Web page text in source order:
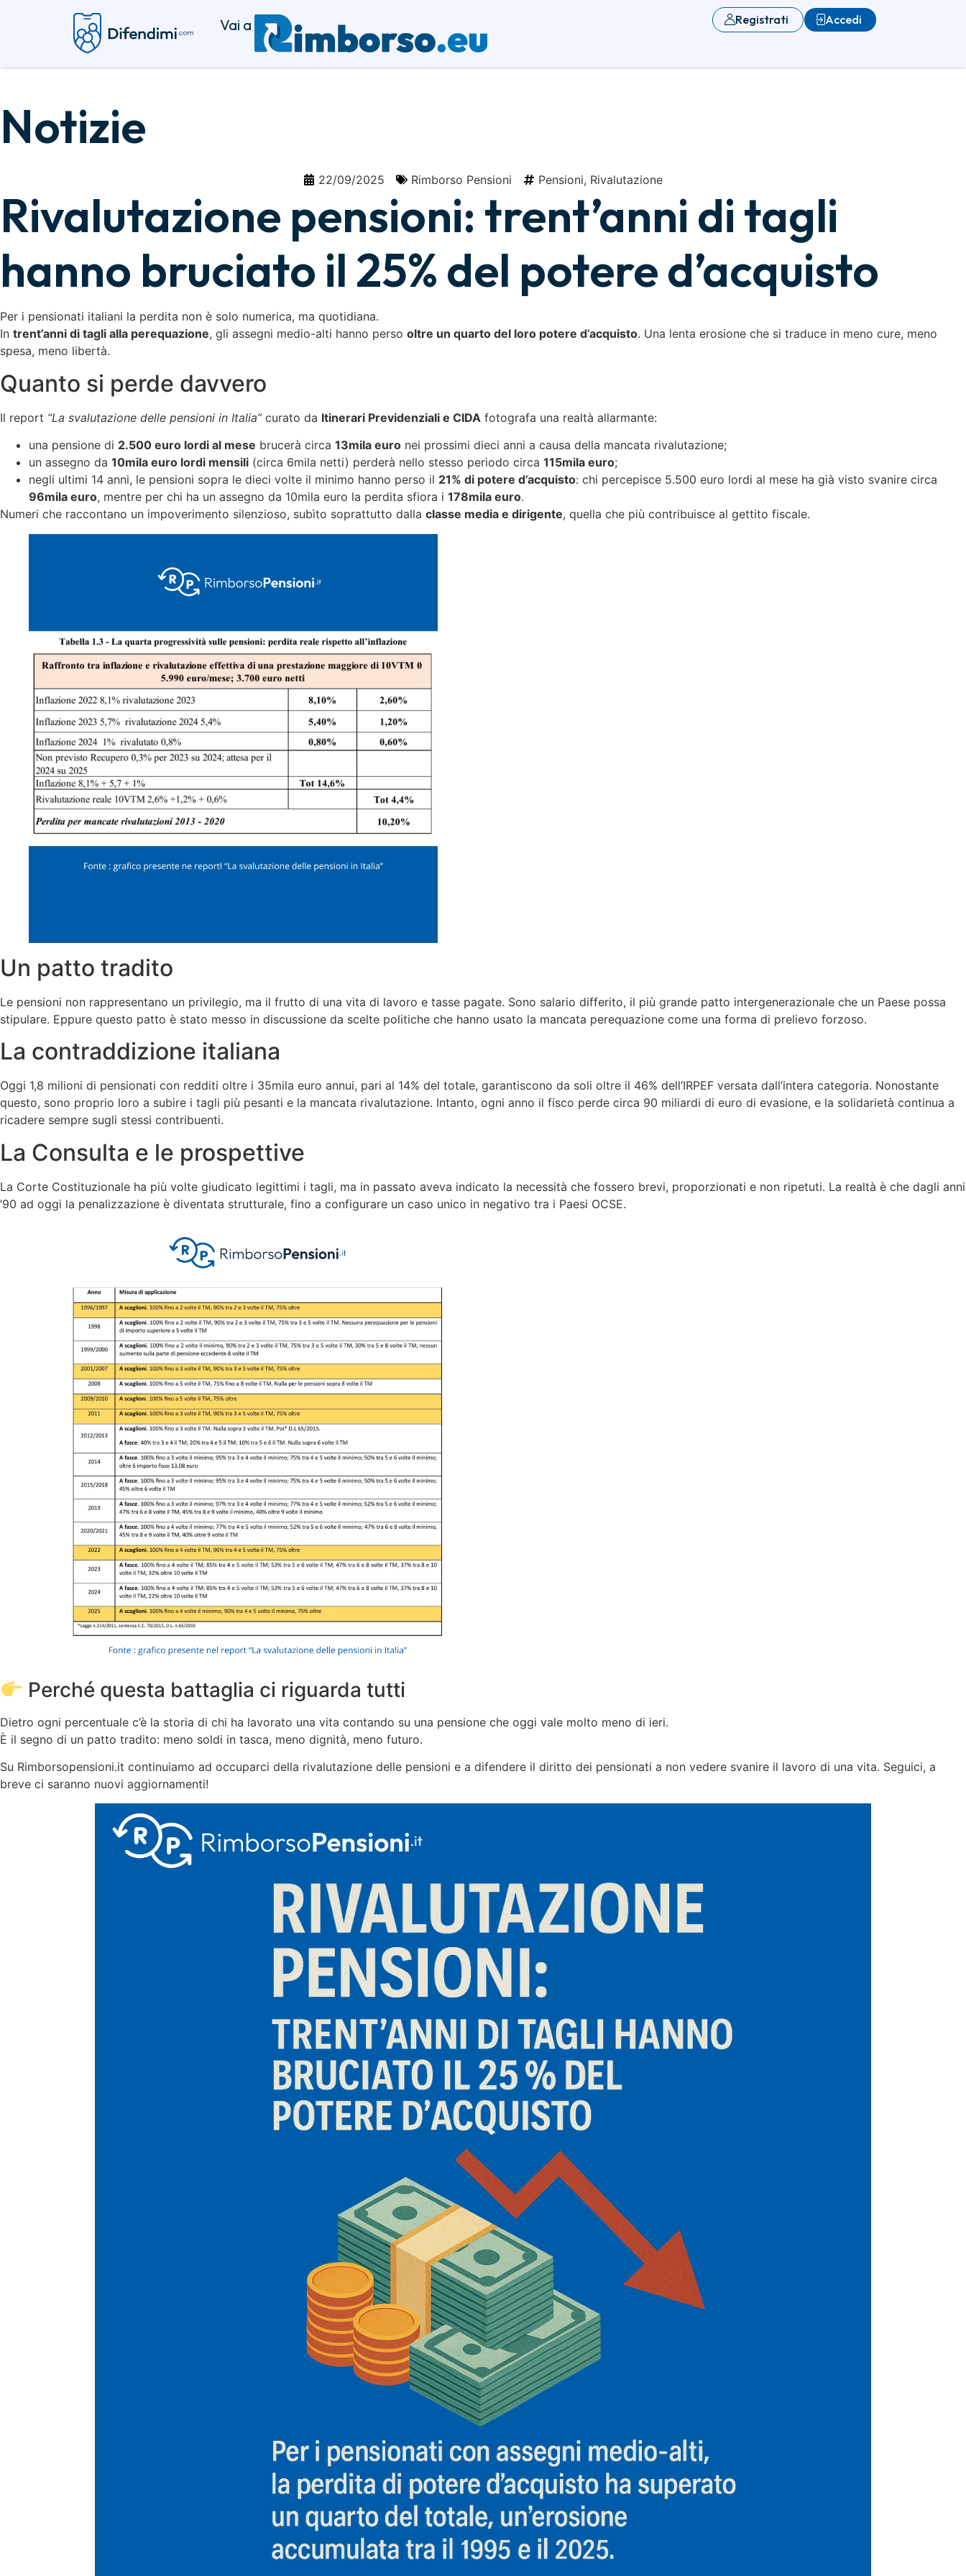
Vai a Accedi
Registrati
Notizie
22/09/2025 Rimborso Pensioni Pensioni, Rivalutazione
Rivalutazione pensioni: trent’anni di tagli
hanno bruciato il 25% del potere d’acquisto
Per i pensionati italiani la perdita non è solo numerica, ma quotidiana.
In trent’anni di tagli alla perequazione, gli assegni medio-alti hanno perso oltre un quarto del loro potere d’acquisto. Una lenta erosione che si traduce in meno cure, meno
spesa, meno libertà.
Quanto si perde davvero
Il report “La svalutazione delle pensioni in Italia”curato da Itinerari Previdenziali e CIDA fotografa una realtà allarmante:
una pensione di 2.500 euro lordi al mese brucerà circa 13mila euro nei prossimi dieci anni a causa della mancata rivalutazione;
un assegno da 10mila euro lordi mensili (circa 6mila netti) perderà nello stesso periodo circa 115mila euro;
negli ultimi 14 anni, le pensioni sopra le dieci volte il minimo hanno perso il 21% di potere d’acquisto: chi percepisce 5.500 euro lordi al mese ha già visto svanire circa
96mila euro, mentre per chi ha un assegno da 10mila euro la perdita sfiora i 178mila euro.
Numeri che raccontano un impoverimento silenzioso, subìto soprattutto dalla classe media e dirigente, quella che più contribuisce al gettito fiscale.
Un patto tradito
Le pensioni non rappresentano un privilegio, ma il frutto di una vita di lavoro e tasse pagate. Sono salario differito, il più grande patto intergenerazionale che un Paese possa
stipulare. Eppure questo patto è stato messo in discussione da scelte politiche che hanno usato la mancata perequazione come una forma di prelievo forzoso.
La contraddizione italiana
Oggi 1,8 milioni di pensionati con redditi oltre i 35mila euro annui, pari al 14% del totale, garantiscono da soli oltre il 46% dell’IRPEF versata dall’intera categoria. Nonostante
questo, sono proprio loro a subire i tagli più pesanti e la mancata rivalutazione. Intanto, ogni anno il fisco perde circa 90 miliardi di euro di evasione, e la solidarietà continua a
ricadere sempre sugli stessi contribuenti.
La Consulta e le prospettive
La Corte Costituzionale ha più volte giudicato legittimi i tagli, ma in passato aveva indicato la necessità che fossero brevi, proporzionati e non ripetuti. La realtà è che dagli anni
’90 ad oggi la penalizzazione è diventata strutturale, fino a configurare un caso unico in negativo tra i Paesi OCSE.
Perché questa battaglia ci riguarda tutti
Dietro ogni percentuale c’è la storia di chi ha lavorato una vita contando su una pensione che oggi vale molto meno di ieri.
È il segno di un patto tradito: meno soldi in tasca, meno dignità, meno futuro.
Su Rimborsopensioni.it continuiamo ad occuparci della rivalutazione delle pensioni e a difendere il diritto dei pensionati a non vedere svanire il lavoro di una vita. Seguici, a
breve ci saranno nuovi aggiornamenti!